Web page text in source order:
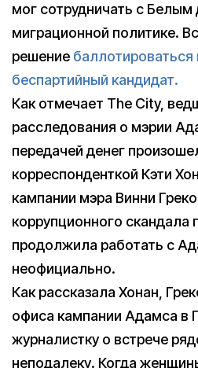
мог сотрудничать с
миграционной политике.
решение баллотироваться
беспартийный кандидат.
Как отмечает The City,
расследования о мэрии
передачей денег
корреспонденткой Кэти
кампании мэра Винни
коррупционного скандала
продолжила работать с
неофициально.
Как рассказала Хонан,
офиса кампании Адамса в
журналистку о встрече
неподалеку. Когда